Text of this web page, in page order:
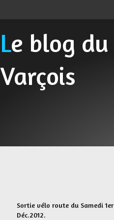
Le blog du Cyclo Randonneur
Varçois
Sortie vélo route du Samedi 1er
Déc.2012.